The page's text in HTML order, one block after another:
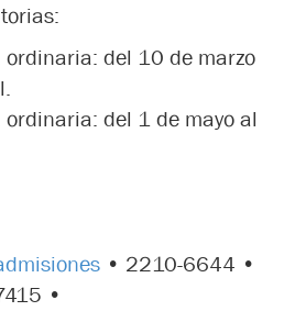
ordinaria: del 10 de marzo
ordinaria: del 1 de mayo al
• 2210-6644 •
•